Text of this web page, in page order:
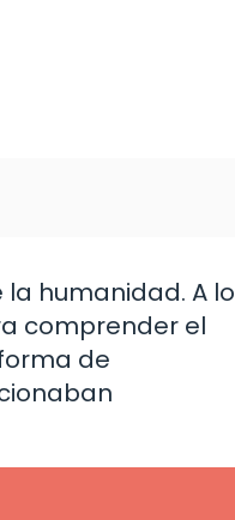
humanidad. A lo
comprender el
de